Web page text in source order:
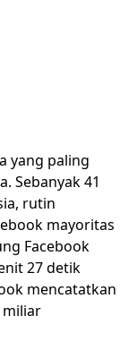
yang paling
Sebanyak 41
rutin
mayoritas
Facebook
27 detik
mencatatkan
miliar